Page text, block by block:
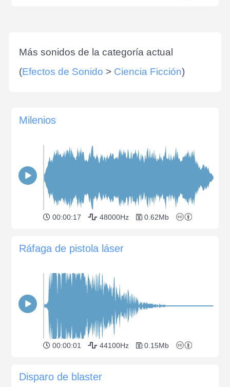
Más sonidos de la categoría actual
(Efectos de Sonido > Ciencia Ficción)
Milenios
00:00:17 48000Hz 0.62Mb
Ráfaga de pistola láser
00:00:01 44100Hz 0.15Mb
Disparo de blaster